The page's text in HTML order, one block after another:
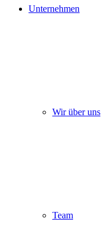
Unternehmen
Wir über uns
Team